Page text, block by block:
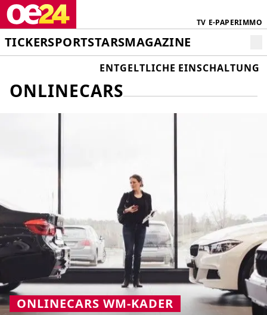
TV E-PAPERIMMO
TICKERSPORTSTARSMAGAZINE
ENTGELTLICHE EINSCHALTUNG
ONLINECARS
ONLINECARS WM-KADER